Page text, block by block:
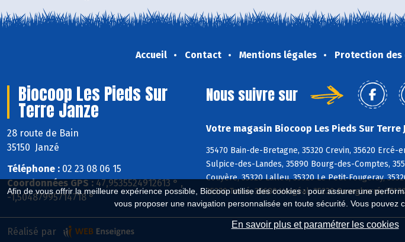
Afin de vous offrir la meilleure expérience possible, Biocoop utilise des cookies : pour assurer une
vous proposer une navigation personnalisée en toute sécurité. Vous
En savoir plus et paramétrer les cookies
Accueil Contact Mentions légales Protection des
Biocoop Les Pieds Sur
Terre Janze
28 route de Bain
35150 Janzé
Téléphone : 02 23 08 06 15
Coordonnées GPS : 47,9535524912613 ° ,
-1,50487995714718 °
Nous suivre sur
Votre magasin Biocoop Les Pieds Sur Terre
35470 Bain-de-Bretagne, 35320 Crevin, 35620 Ercé-
Sulpice-des-Landes, 35890 Bourg-des-Comptes,
Couyère, 35320 Lalleu, 35320 Le Petit-Fougeray,
35370 Torcé, 35680 Vergéal, 35230 Bourgbarré,
Réalisé par